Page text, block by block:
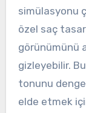
simülasyonu
özel saç
görünümünü
gizleyebilir.
tonunu
elde etmek